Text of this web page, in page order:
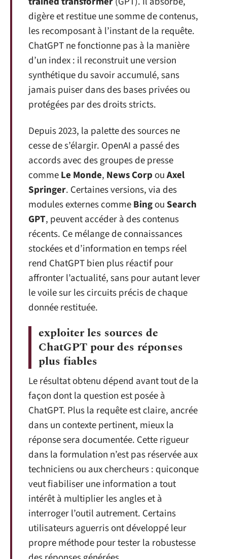
digère et restitue une somme de contenus,
les recomposant à l’instant de la requête.
ChatGPT ne fonctionne pas à la manière
d’un index : il reconstruit une version
synthétique du savoir accumulé, sans
jamais puiser dans des bases privées ou
protégées par des droits stricts.
Depuis 2023, la palette des sources ne
cesse de s’élargir. OpenAI a passé des
accords avec des groupes de presse
commeLe Monde, News Corp ouAxel
Springer. Certaines versions, via des
modules externes commeBingouSearch
GPT, peuvent accéder à des contenus
récents. Ce mélange de connaissances
stockées et d’information en temps réel
rend ChatGPT bien plus réactif pour
affronter l’actualité, sans pour autant lever
le voile sur les circuits précis de chaque
donnée restituée.
exploiter les sources de
ChatGPT pour des réponses
plus fiables
Le résultat obtenu dépend avant tout de la
façon dont la question est posée à
ChatGPT. Plus la requête est claire, ancrée
dans un contexte pertinent, mieux la
réponse sera documentée. Cette rigueur
dans la formulation n’est pas réservée aux
techniciens ou aux chercheurs : quiconque
veut fiabiliser une information a tout
intérêt à multiplier les angles et à
interroger l’outil autrement. Certains
utilisateurs aguerris ont développé leur
propre méthode pour tester la robustesse